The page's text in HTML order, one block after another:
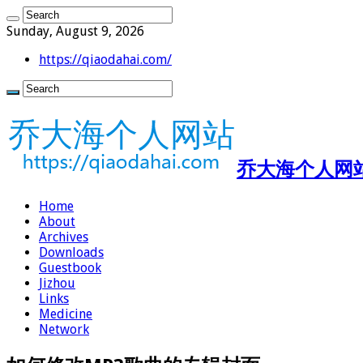
Sunday, August 9, 2026
https://qiaodahai.com/
乔大海个人
Home
About
Archives
Downloads
Guestbook
Jizhou
Links
Medicine
Network